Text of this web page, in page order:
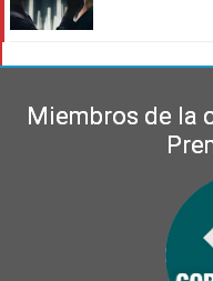
Miembros de la